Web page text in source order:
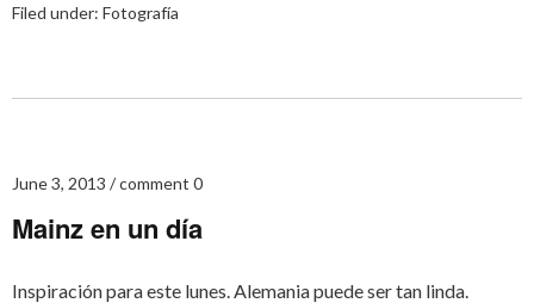
Filed under: Fotografía
June 3, 2013 comment 0
Mainz en un día
Inspiración para este lunes. Alemania puede ser tan linda.